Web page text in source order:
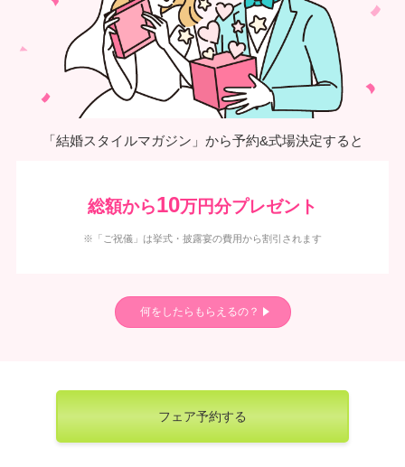
「結婚スタイルマガジン」から予約&式場決定すると
総額から10万円分プレゼント
※「ご祝儀」は挙式・披露宴の費用から割引されます
何をしたらもらえるの？
フェア予約する